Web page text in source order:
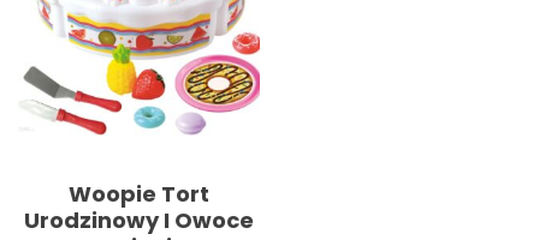
Woopie Tort
Urodzinowy I Owoce